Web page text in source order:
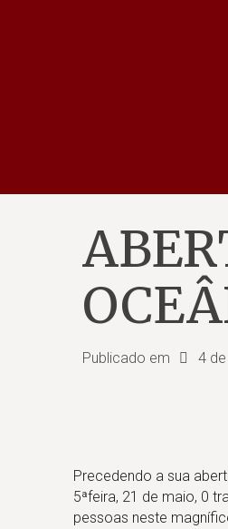
Publicado em 4
Precedendo a sua
5ªfeira, 21 de maio, 0
pessoas neste